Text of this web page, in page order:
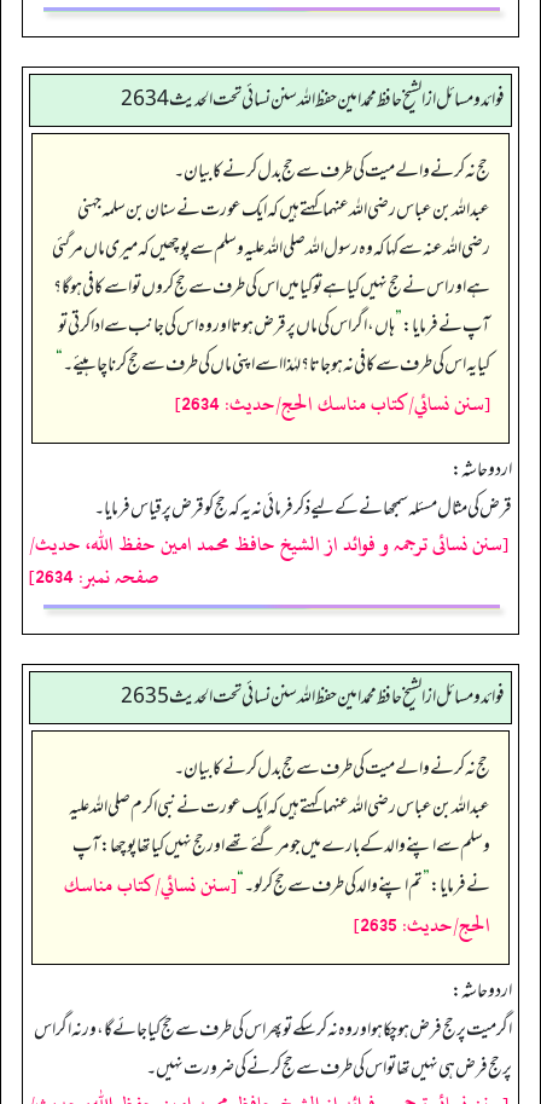
فوائد ومسائل از الشيخ حافظ محمد امين حفظ الله سنن نسائي تحت الحديث2634
حج نہ کرنے والے میت کی طرف سے حج بدل کرنے کا بیان۔
عبداللہ بن عباس رضی الله عنہما کہتے ہیں کہ ایک عورت نے سنان بن سلمہ جہنی
رضی اللہ عنہ سے کہا کہ وہ رسول اللہ صلی اللہ علیہ وسلم سے پوچھیں کہ میری ماں مر گئی
ہے اور اس نے حج نہیں کیا ہے تو کیا میں اس کی طرف سے حج کروں تو اسے کافی ہو گا؟
آپ نے فرمایا:”ہاں، اگر اس کی ماں پر قرض ہوتا اور وہ اس کی جانب سے ادا کرتی تو
کیا یہ اس کی طرف سے کافی نہ ہو جاتا؟ لہٰذا اسے اپنی ماں کی طرف سے حج کرنا چاہیئے۔‏‏‏‏“
[سنن نسائي/كتاب مناسك الحج/حدیث: 2634]
اردو حاشہ:
قرض کی مثال مسئلہ سمجھانے کے لیے ذکر فرمائی نہ یہ کہ حج کو قرض پر قیاس فرمایا۔
[سنن نسائی ترجمہ و فوائد از الشیخ حافظ محمد امین حفظ اللہ، حدیث/
صفحہ نمبر: 2634]
فوائد ومسائل از الشيخ حافظ محمد امين حفظ الله سنن نسائي تحت الحديث2635
حج نہ کرنے والے میت کی طرف سے حج بدل کرنے کا بیان۔
عبداللہ بن عباس رضی الله عنہما کہتے ہیں کہ ایک عورت نے نبی اکرم صلی اللہ علیہ
وسلم سے اپنے والد کے بارے میں جو مر گئے تھے اور حج نہیں کیا تھا پوچھا: آپ
نے فرمایا:”تم اپنے والد کی طرف سے حج کر لو۔‏‏‏‏“[سنن نسائي/كتاب مناسك
الحج/حدیث: 2635]
اردو حاشہ:
اگر میت پر حج فرض ہو چکا ہو اور وہ نہ کر سکے تو پھر اس کی طرف سے حج کیا جائے گا، ورنہ اگر اس
پر حج فرض ہی نہیں تھا تو اس کی طرف سے حج کرنے کی ضرورت نہیں۔